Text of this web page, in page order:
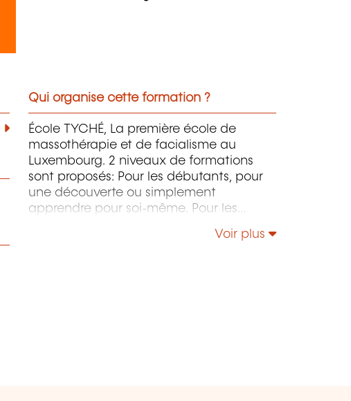
Qui organise cette formation ?
École TYCHÉ, La première école de
massothérapie et de facialisme au
Luxembourg. 2 niveaux de formations
sont proposés: Pour les débutants, pour
une découverte ou simplement
apprendre pour soi-même. Pour les
maîtriser des nouvelles techniques et
Voir plus